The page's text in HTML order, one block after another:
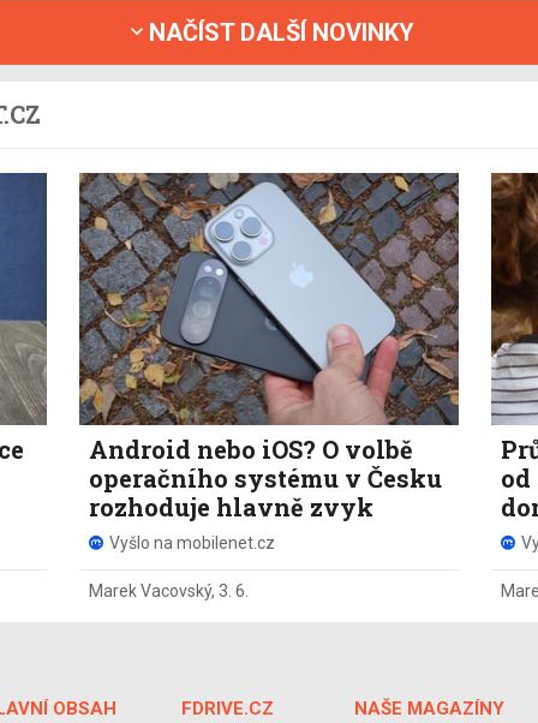
NAČÍST DALŠÍ NOVINKY
Android nebo iOS? O volbě
operačního systému v Česku
rozhoduje hlavně zvyk
Vyšlo na mobilenet.cz
Marek Vacovský, 3. 6.
OBSAH FDRIVE.CZ NAŠE MAGAZÍNY